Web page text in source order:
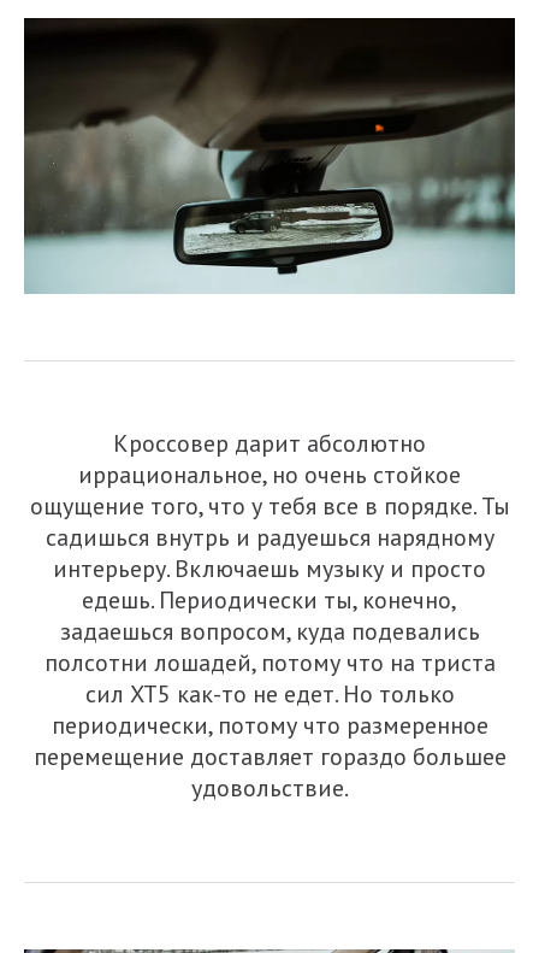
Кроссовер дарит абсолютно
иррациональное, но очень стойкое
ощущение того, что у тебя все в порядке. Ты
садишься внутрь и радуешься нарядному
интерьеру. Включаешь музыку и просто
едешь. Периодически ты, конечно,
задаешься вопросом, куда подевались
полсотни лошадей, потому что на триста
сил XT5 как-то не едет. Но только
периодически, потому что размеренное
перемещение доставляет гораздо большее
удовольствие.